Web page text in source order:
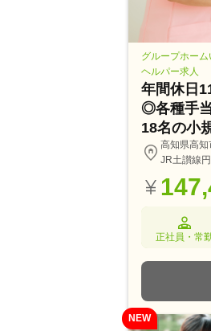
グループホーム
ヘルパー求人
年間休日
◎各種手
18名の小
高知県高
JR土讃線
正社員・常
NEW